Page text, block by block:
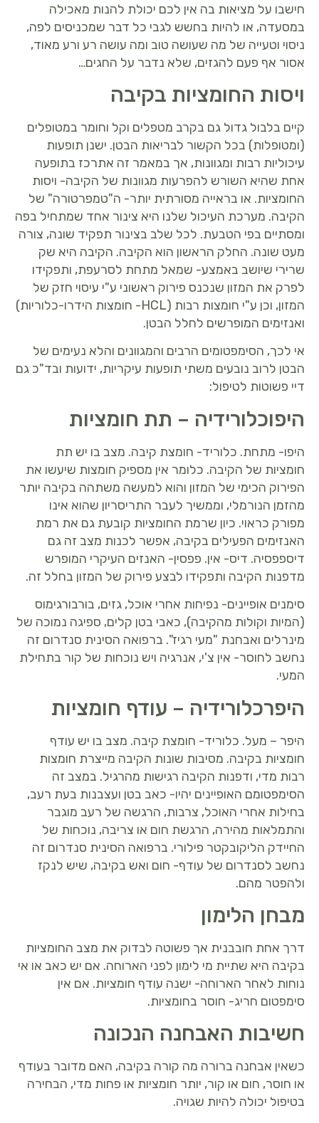
חישבו על מציאות בה אין לכם יכולת להנות מאכילה
במסעדה, או להיות בחשש לגבי כל דבר שמכניסים לפה,
ניסוי וטעייה של מה שעושה טוב ומה עושה רע ורע מאוד,
אסור אף פעם להגזים, שלא נדבר על החגים…
ויסות החומציות בקיבה
קיים בלבול גדול גם בקרב מטפלים וקל וחומר במטופלים
(ומטופלות) בכל הקשור לבריאות הבטן. ישנן תופעות
עיכוליות רבות ומגוונות, אך במאמר זה אתרכז בתופעה
אחת שהיא השורש להפרעות מגוונות של הקיבה- ויסות
החומציות. או בראייה מסורתית יותר- ה"טמפרטורה" של
הקיבה. מערכת העיכול שלנו היא צינור אחד שמתחיל בפה
ומסתיים בפי הטבעת. לכל שלב בצינור תפקיד שונה, צורה
מעט שונה. החלק הראשון הוא הקיבה. הקיבה היא שק
שרירי שיושב באמצע- שמאל מתחת לסרעפת, ותפקידו
לפרק את המזון שנכנס פירוק ראשוני ע"י עיסוי חזק של
המזון, וכן ע"י חומצות רבות (HCL- חומצות הידרו-כלוריות)
ואנזימים המופרשים לחלל הבטן.
אי לכך, הסימפטומים הרבים והמגוונים והלא נעימים של
הבטן לרוב נובעים משתי תופעות עיקריות, ידועות ובד"כ גם
דיי פשוטות לטיפול:
היפוכלורידיה – תת חומציות
היפו- מתחת. כלוריד- חומצת קיבה. מצב בו יש תת
חומציות של הקיבה. כלומר אין מספיק חומצות שיעשו את
הפירוק הכימי של המזון והוא למעשה משתהה בקיבה יותר
מהזמן הנורמלי, וממשיך לעבר התריסריון שהוא אינו
מפורק כראוי. כיון שרמת החומציות קובעת גם את רמת
האנזימים הפעילים בקיבה, אפשר לכנות מצב זה גם
דיספפסיה. דיס- אין. פפסין- האנזים העיקרי המופרש
מדפנות הקיבה ותפקידו לבצע פירוק של המזון בחלל זה.
סימנים אופיינים- נפיחות אחרי אוכל, גזים, בורבורגימוס
(המיות וקולות מהקיבה), כאבי בטן קלים, ספיגה נמוכה של
מינרלים ואבחנת "מעי רגיז". ברפואה הסינית סנדרום זה
נחשב לחוסר- אין צ'י, אנרגיה ויש נוכחות של קור בתחילת
המעי.
היפרכלורידיה – עודף חומציות
היפר – מעל. כלוריד- חומצת קיבה. מצב בו יש עודף
חומציות בקיבה. מסיבות שונות הקיבה מייצרת חומצות
רבות מדי, ודפנות הקיבה רגישות מהרגיל. במצב זה
הסימפטומם האופיינים יהיו- כאב בטן ועצבנות בעת רעב,
בחילות אחרי האוכל, צרבות, הרגשה של רעב מוגבר
והתמלאות מהירה, הרגשת חום או צריבה, נוכחות של
החיידק הליקובקטר פילורי. ברפואה הסינית סנדרום זה
נחשב לסנדרום של עודף- חום ואש בקיבה, שיש לנקז
ולהפטר מהם.
מבחן הלימון
דרך אחת חובבנית אך פשוטה לבדוק את מצב החומציות
בקיבה היא שתיית מי לימון לפני הארוחה. אם יש כאב או אי
נוחות לאחר הארוחה- ישנה עודף חומציות. אם אין
סימפטום חריג- חוסר בחומציות.
חשיבות האבחנה הנכונה
כשאין אבחנה ברורה מה קורה בקיבה, האם מדובר בעודף
או חוסר, חום או קור, יותר חומציות או פחות מדי, הבחירה
בטיפול יכולה להיות שגויה.